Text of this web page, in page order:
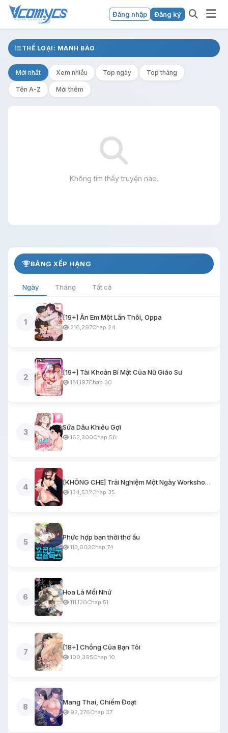
Đăng nhập Đăng ký
THỂ LOẠI: MANH BẢO
Mới nhất Xem nhiều Top ngày Top tháng
Tên A-Z Mới thêm
Không tìm thấy truyện nào.
BẢNG XẾP HẠNG
Ngày Tháng Tất cả
1
[19+] Ăn Em Một Lần Thôi, Oppa
216,297Chap 24
2
[19+] Tài Khoản Bí Mật Của Nữ Giáo Sư
181,197Chap 30
3
Sữa Dâu Khiêu Gợi
162,300Chap 58
4
[KHÔNG CHE] Trải Nghiệm Một Ngày Workshop BDSM
134,532Chap 35
5
Phức hợp bạn thời thơ ấu
113,003Chap 74
6
Hoa Là Mồi Nhử
111,120Chap 51
7
[18+] Chồng Của Bạn Tôi
100,395Chap 10
8
Mang Thai, Chiếm Đoạt
92,376Chap 37